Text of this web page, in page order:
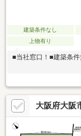
建築条件なし
上物有り
■当社窓口！■建築条
大阪府大阪